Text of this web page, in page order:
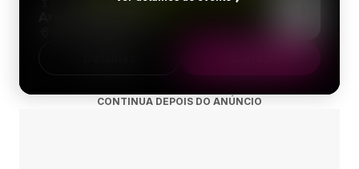
CONTINUA DEPOIS DO ANÚNCIO